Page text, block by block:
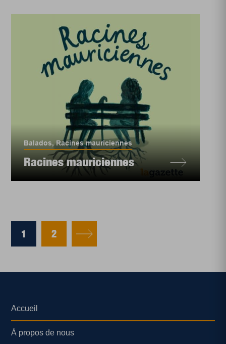
Balados,Racines mauriciennes
Racines mauriciennes
1 2
Accueil
À propos de nous